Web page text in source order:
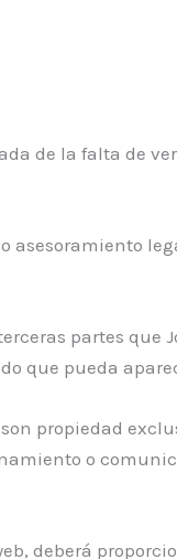
de la falta de
asesoramiento
partes que
que pueda
propiedad
o
deberá